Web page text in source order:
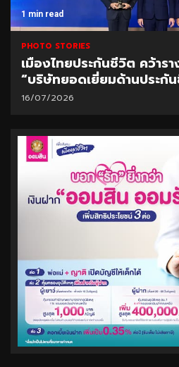
1 min read
PHOTO STORIES
เมืองไทยประกันชีวิต คว้าร
“บริษัทยอดเยี่ยมด้านประกั
16/07/2026